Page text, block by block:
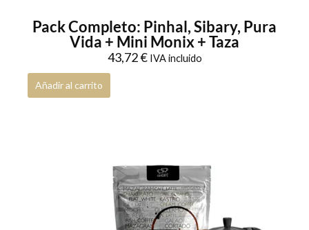
Profesional 0
Prensa Francesa
ESPRO 0
Colección Musas conCAFÉ
0
0
Pack Completo: Pinhal, Sibary, Pura
Vida + Mini Monix + Taza
43,72€ IVA incluido
Añadir al carrito